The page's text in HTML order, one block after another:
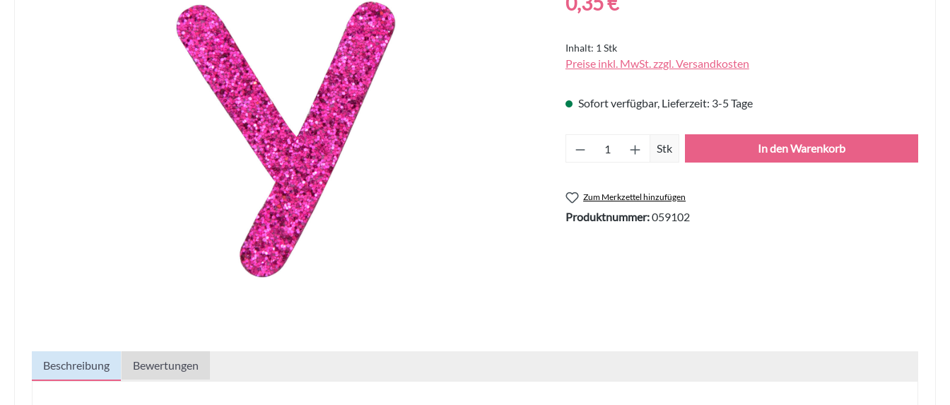
Inhalt: 1 Stk
Preise inkl. MwSt. zzgl. Versandkosten
Sofort verfügbar, Lieferzeit: 3-5 Tage
Produkt Anzahl: Gib den gewünschten Wert ein
Stk In den Warenkorb
Zum Merkzettel hinzufügen
Produktnummer:059102
Beschreibung Bewertungen